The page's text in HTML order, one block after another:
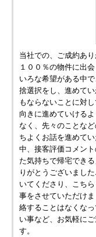
当社での、ご成約あ
１００％の物件に出
いろな希望がある中
捨選択をし、進めて
もならないことに対
向きに進めていける
なく、先々のことな
ちよくお話を進めて
中、接客評価コメン
た気持ちで帰宅でき
りがとうございまし
いてくださり、こち
事をさせていただけ
絡することはなくな
い事など、お気軽に
す。